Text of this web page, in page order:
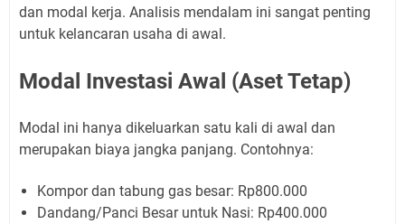
dan modal kerja. Analisis mendalam ini sangat penting
untuk kelancaran usaha di awal.
Modal Investasi Awal (Aset Tetap)
Modal ini hanya dikeluarkan satu kali di awal dan
merupakan biaya jangka panjang. Contohnya:
Kompor dan tabung gas besar: Rp800.000
Dandang/Panci Besar untuk Nasi: Rp400.000